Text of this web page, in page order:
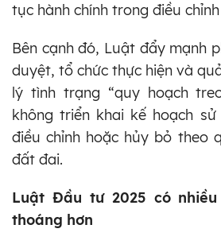
tục hành chính trong điều
Bên cạnh đó, Luật đẩy mạnh
duyệt, tổ chức thực hiện và
lý tình trạng “quy hoạch
không triển khai kế hoạch
điều chỉnh hoặc hủy bỏ theo
đất đai.
Luật Đầu tư 2025 có
thoáng hơn